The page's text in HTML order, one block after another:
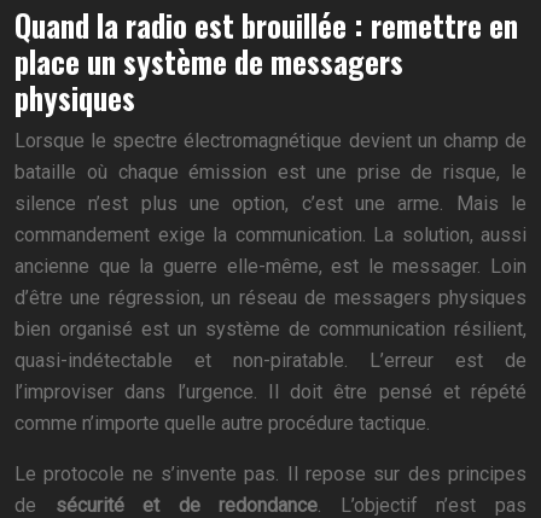
Quand la radio est brouillée : remettre en
place un système de messagers
physiques
Lorsque le spectre électromagnétique devient un champ de
bataille où chaque émission est une prise de risque, le
silence n’est plus une option, c’est une arme. Mais le
commandement exige la communication. La solution, aussi
ancienne que la guerre elle-même, est le messager. Loin
d’être une régression, un réseau de messagers physiques
bien organisé est un système de communication résilient,
quasi-indétectable et non-piratable. L’erreur est de
l’improviser dans l’urgence. Il doit être pensé et répété
comme n’importe quelle autre procédure tactique.
Le protocole ne s’invente pas. Il repose sur des principes
de sécurité et de redondance . L’objectif n’est pas